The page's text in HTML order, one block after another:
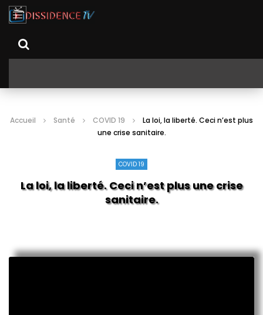
Accueil Santé COVID 19
La loi, la liberté. Ceci n’est plus
une crise sanitaire.
COVID 19
La loi, la liberté. Ceci n’est plus une crise
sanitaire.